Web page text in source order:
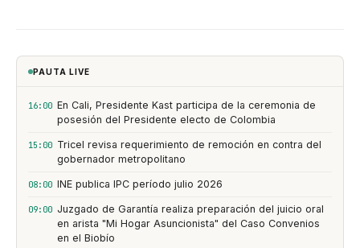
PAUTA LIVE
16:00 En Cali, Presidente Kast participa de la ceremonia de
posesión del Presidente electo de Colombia
15:00 Tricel revisa requerimiento de remoción en contra del
gobernador metropolitano
08:00 INE publica IPC período julio 2026
09:00 Juzgado de Garantía realiza preparación del juicio oral
en arista "Mi Hogar Asuncionista" del Caso Convenios
en el Biobío